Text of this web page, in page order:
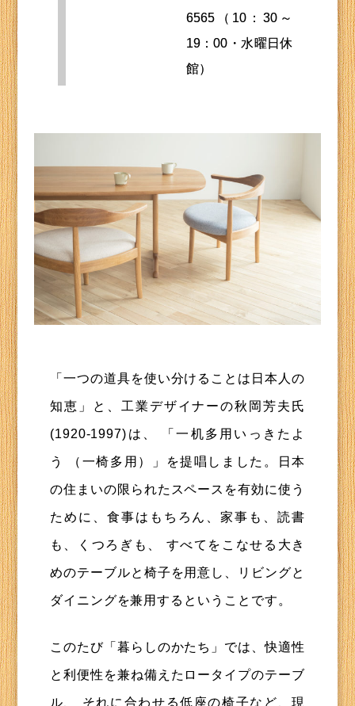
6565（10：30～
19：00・水曜日休
館）
「一つの道具を使い分けることは日本人の
知恵」と、工業デザイナーの秋岡芳夫氏
(1920-1997)は、 「一机多用いっきたよ
う （一椅多用）」を提唱しました。日本
の住まいの限られたスペースを有効に使う
ために、食事はもちろん、家事も、読書
も、くつろぎも、 すべてをこなせる大き
めのテーブルと椅子を用意し、リビングと
ダイニングを兼用するということです。
このたび「暮らしのかたち」では、快適性
と利便性を兼ね備えたロータイプのテーブ
ル、 それに合わせる低座の椅子など、現